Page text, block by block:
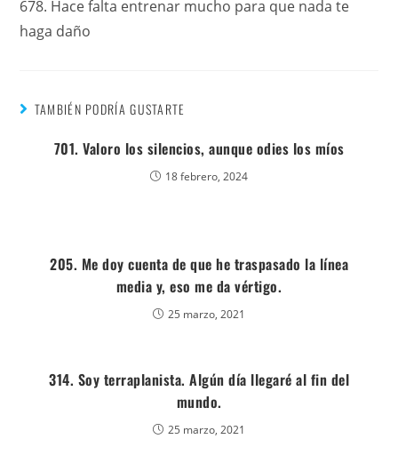
678. Hace falta entrenar mucho para que nada te
haga daño
TAMBIÉN PODRÍA GUSTARTE
701. Valoro los silencios, aunque odies los míos
18 febrero, 2024
205. Me doy cuenta de que he traspasado la línea
media y, eso me da vértigo.
25 marzo, 2021
314. Soy terraplanista. Algún día llegaré al fin del
mundo.
25 marzo, 2021